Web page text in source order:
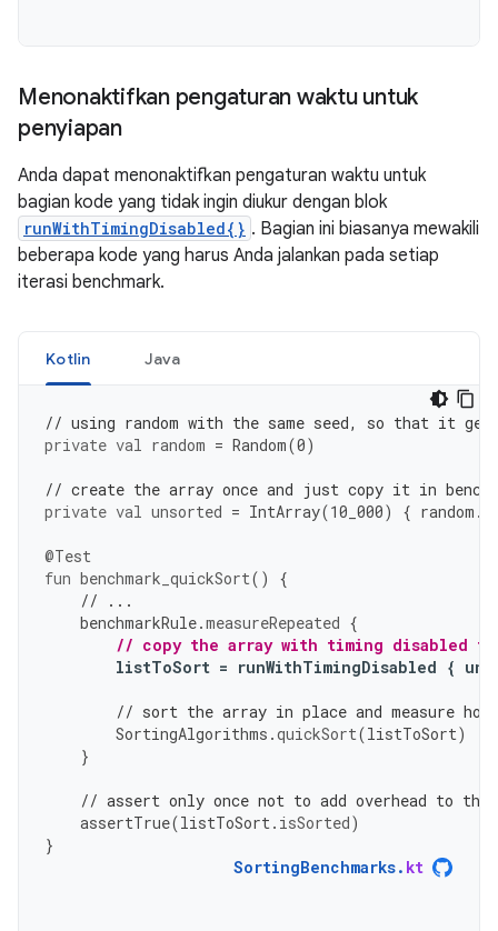
Menonaktifkan pengaturan waktu untuk
penyiapan
Anda dapat menonaktifkan pengaturan waktu untuk
bagian kode yang tidak ingin diukur dengan blok
runWithTimingDisabled{} . Bagian ini biasanya mewakili
beberapa kode yang harus Anda jalankan pada setiap
iterasi benchmark.
Kotlin Java
// using random with the same seed, so that it
private val random = Random(0)
// create the array once and just copy it in
private val unsorted = IntArray(10 _000) { random .
@Test
fun benchmark_quickSort()
{
// ...
benchmarkRule.measureRepeated {
// copy the array with timing disabled
listToSort = runWithTimingDisabled {
// sort the array in place and measure
SortingAlgorithms .quickSort(listToSort)
}
// assert only once not to add overhead to the
assertTrue(listToSort. isSorted)
}
SortingBenchmarks. kt